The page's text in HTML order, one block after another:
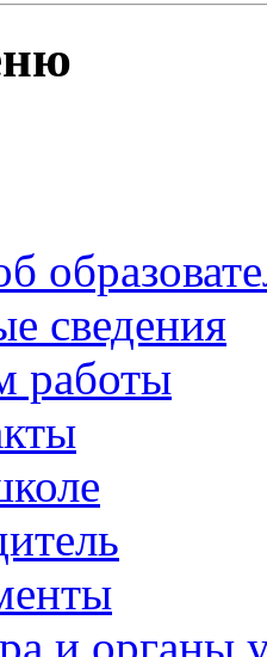
сведения
работы
и
школы
в ОО